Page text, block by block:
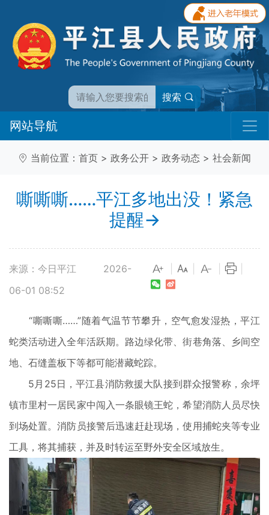
搜索
网站导航
当前位置： 首页 > 政务公开 > 政务动态 > 社会新闻
嘶嘶嘶……平江多地出没！紧急
提醒→
来源：今日平江
2026-
06-01 08:52
“嘶嘶嘶……”随着气温节节攀升，空气愈发湿热，平江
蛇类活动进入全年活跃期。路边绿化带、街巷角落、乡间空
地、石缝盖板下等都可能潜藏蛇踪。
5月25日，平江县消防救援大队接到群众报警称，余坪
镇市里村一居民家中闯入一条眼镜王蛇，希望消防人员尽快
到场处置。消防员接警后迅速赶赴现场，使用捕蛇夹等专业
工具，将其捕获，并及时转运至野外安全区域放生。